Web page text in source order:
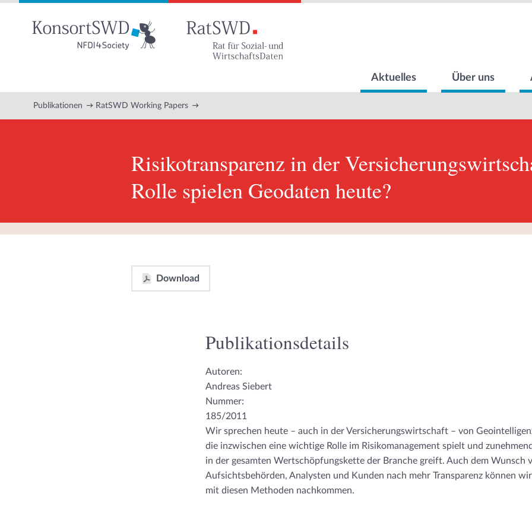
Hauptinhalt
Aktuelles Über uns
Publikationen RatSWD Working Papers
Risikotransparenz in der
Rolle spielen Geodaten heute?
Download
Publikationsdetails
Autoren:
Andreas Siebert
Nummer:
185/2011
Wir sprechen heute – auch in der Versicherungswirtschaft – von
die inzwischen eine wichtige Rolle im Risikomanagement spielt und zunehmend
in der gesamten Wertschöpfungskette der Branche greift. Auch dem Wunsch
Aufsichtsbehörden, Analysten und Kunden nach mehr Transparenz können wir
mit diesen Methoden nachkommen.